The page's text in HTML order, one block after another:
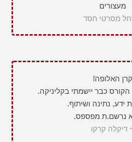
מעצורים
מסרטי חסד
קרן האלופה!
כבר יישמתי בקליניקה.
ידע, נתינה ושיתוף.
נרשם.ת מפספס.
דיקלה קרקו